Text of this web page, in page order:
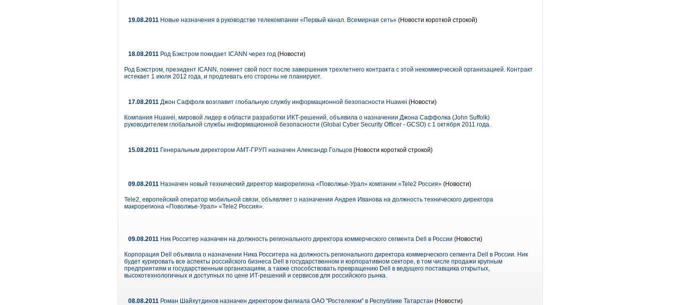
19.08.2011 Новые назначения в руководстве телекомпании «Первый канал. Всемирная сеть» (Новости короткой строкой)
18.08.2011 Род Бэкстром покидает ICANN через год (Новости)
Род Бэкстром, президент ICANN, покинет свой пост после завершения трехлетнего контракта с этой некоммерческой организацией. Контракт
истекает 1 июля 2012 года, и продлевать его стороны не планируют.
17.08.2011 Джон Саффолк возглавит глобальную службу информационной безопасности Huawei (Новости)
Компания Huawei, мировой лидер в области разработки ИКТ-решений, объявила о назначении Джона Саффолка (John Suffolk)
руководителем глобальной службы информационной безопасности (Global Cyber Security Officer - GCSO) с 1 октября 2011 года.
15.08.2011 Генеральным директором АМТ-ГРУП назначен Александр Гольцов (Новости короткой строкой)
09.08.2011 Назначен новый технический директор макрорегиона «Поволжье-Урал» компании «Tele2 Россия» (Новости)
Tele2, европейский оператор мобильной связи, объявляет о назначении Андрея Иванова на должность технического директора
макрорегиона «Поволжье-Урал» «Tele2 Россия».
09.08.2011 Ник Росситер назначен на должность регионального директора коммерческого сегмента Dell в России (Новости)
Корпорация Dell объявила о назначении Ника Росситера на должность регионального директора коммерческого сегмента Dell в России. Ник
будет курировать все аспекты российского бизнеса Dell в государственном и корпоративном секторе, в том числе продажи крупным
предприятиям и государственным организациям, а также способствовать превращению Dell в ведущего поставщика открытых,
высокотехнологичных и доступных по цене ИТ-решений и сервисов для российского рынка.
08.08.2011 Роман Шайхутдинов назначен директором филиала ОАО "Ростелеком" в Республике Татарстан (Новости)